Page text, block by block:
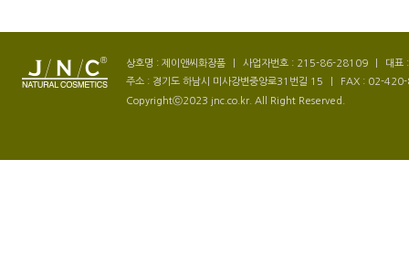
상호명 : 제이앤씨화장품 사업자번호 : 215-86-28109
대표
주소 : 경기도 하남시 미사강변중앙로31번길 15
FAX : 02-
Copyrightⓒ2023 jnc.co.kr. All Right Reserved.